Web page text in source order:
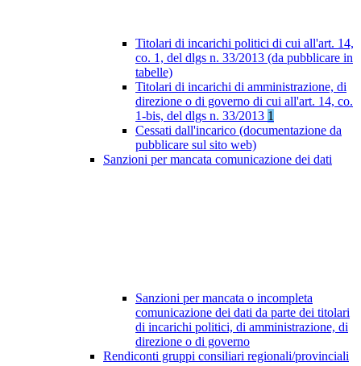
Titolari di incarichi politici di cui all'art. 14,
co. 1, del dlgs n. 33/2013 (da pubblicare in
tabelle)
Titolari di incarichi di amministrazione, di
direzione o di governo di cui all'art. 14, co.
1-bis, del dlgs n. 33/2013 1
Cessati dall'incarico (documentazione da
pubblicare sul sito web)
Sanzioni per mancata comunicazione dei dati
Sanzioni per mancata o incompleta
comunicazione dei dati da parte dei titolari
di incarichi politici, di amministrazione, di
direzione o di governo
Rendiconti gruppi consiliari regionali/provinciali